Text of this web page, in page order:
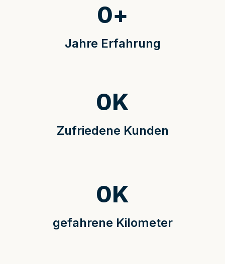
Jahre Erfahrung
0+
Zufriedene Kunden
0K
gefahrene Kilometer
0K